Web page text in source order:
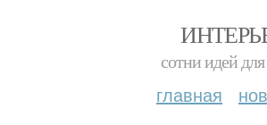
сотни идей
главная